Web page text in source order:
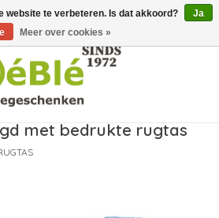
met bedrukte rugtas
website te verbeteren. Is dat akkoord?
Ja
Meer over cookies »